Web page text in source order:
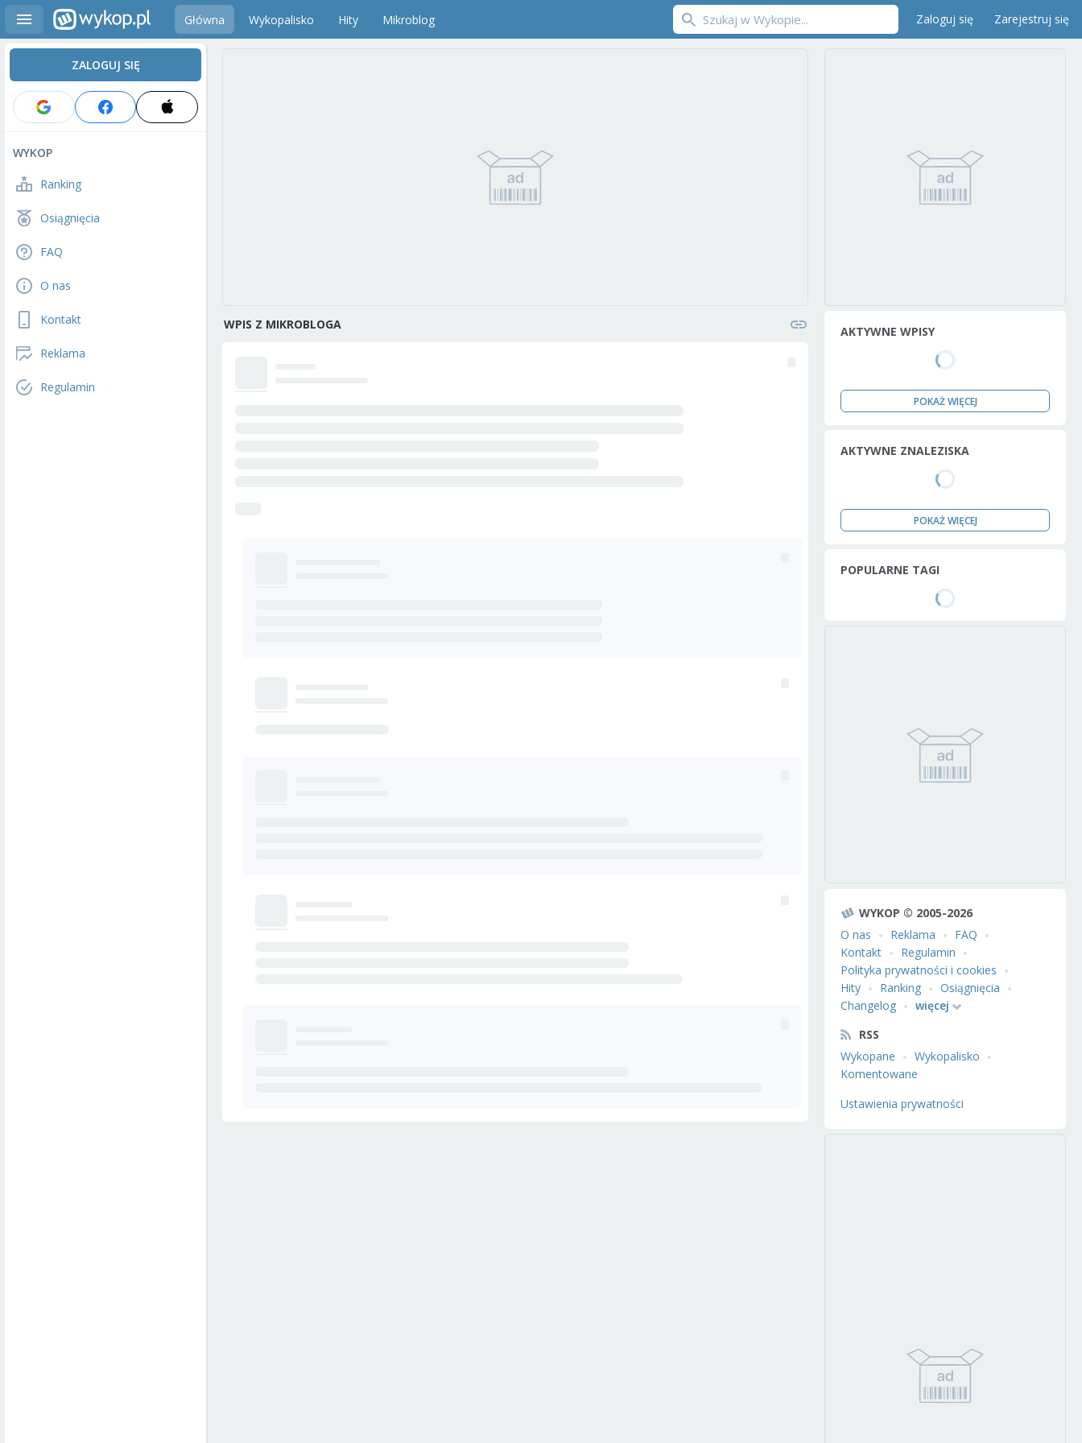
Główna Wykopalisko Hity Mikroblog Zaloguj się Zarejestruj się
ZALOGUJ SIĘ
WYKOP
Ranking
Osiągnięcia
FAQ
O nas
Kontakt
Reklama
Regulamin
WPIS Z MIKROBLOGA AKTYWNE WPISY
POKAŻ WIĘCEJ
AKTYWNE ZNALEZISKA
POKAŻ WIĘCEJ
POPULARNE TAGI
WYKOP © 2005-2026
O nas
Reklama
FAQ
Kontakt
Regulamin
Polityka prywatności i cookies
Hity
Ranking
Osiągnięcia
Changelog
więcej
RSS
Wykopane
Wykopalisko
Komentowane
Ustawienia prywatności